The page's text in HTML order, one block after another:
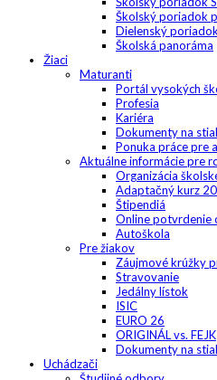
Školský poriadok
Dielenský
Školská panoráma
Žiaci
Maturanti
Portál vysokých
Profesia
Kariéra
Dokumenty na
Ponuka práce pre
Aktuálne informácie pre
Organizácia
Adaptačný kurz
Štipendiá
Online potvrdenie
Autoškola
Pre žiakov
Záujmové krúžky
Stravovanie
Jedálny lístok
ISIC
EURO 26
ORIGINÁL vs. FEJK
Dokumenty na
Uchádzači